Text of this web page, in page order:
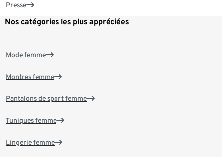
Presse
Nos catégories les plus appréciées
Mode femme
Montres femme
Pantalons de sport femme
Tuniques femme
Lingerie femme